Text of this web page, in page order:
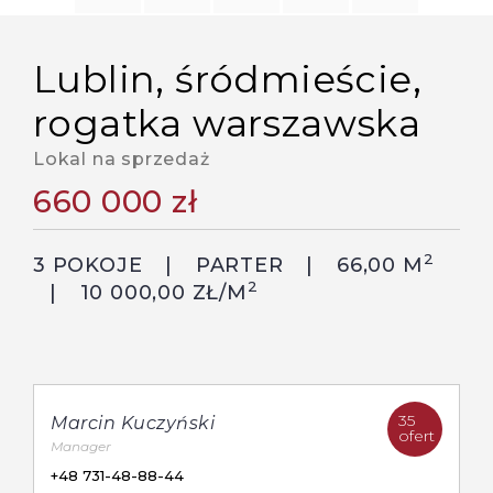
lublin, śródmieście,
rogatka warszawska
Lokal na sprzedaż
660 000 zł
3 POKOJE PARTER 66,00 M 2
10 000,00 ZŁ/M 2
35
ofert
Marcin Kuczyński
Manager
+48 731-48-88-44